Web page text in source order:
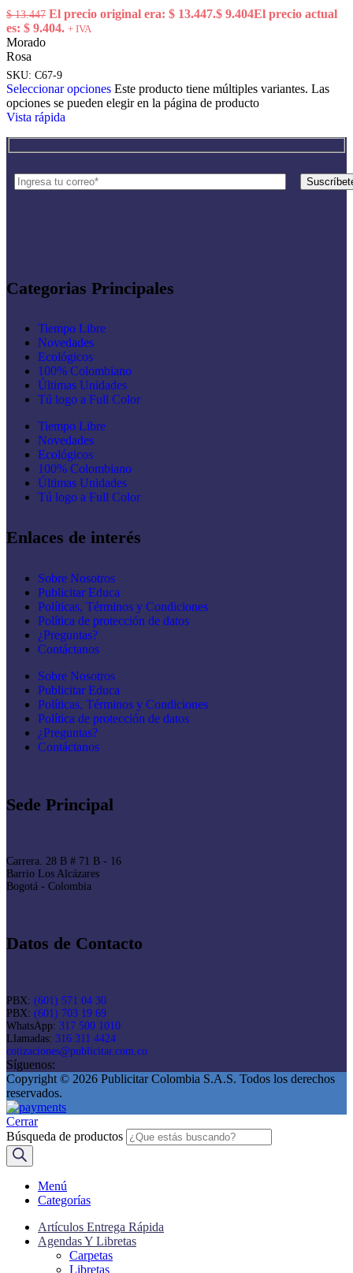
$13.447 El precio original era: $ 13.447.$ 9.404El precio actual
es: $ 9.404. + IVA
Morado
Rosa
SKU: C67-9
Seleccionar opciones Este producto tiene múltiples variantes. Las
opciones se pueden elegir en la página de producto
Vista rápida
Categorias Principales
Tiempo Libre
Novedades
Ecológicos
100% Colombiano
Últimas Unidades
Tú logo a Full Color
Tiempo Libre
Novedades
Ecológicos
100% Colombiano
Últimas Unidades
Tú logo a Full Color
Enlaces de interés
Sobre Nosotros
Publicitar Educa
Políticas, Términos y Condiciones
Política de protección de datos
¿Preguntas?
Contáctanos
Sobre Nosotros
Publicitar Educa
Políticas, Términos y Condiciones
Política de protección de datos
¿Preguntas?
Contáctanos
Sede Principal
Carrera. 28 B # 71 B - 16
Barrio Los Alcázares
Bogotá - Colombia
Datos de Contacto
PBX: (601) 571 04 30
PBX: (601) 703 19 69
WhatsApp: 317 500 1010
Llamadas: 316 311 4424
cotizaciones@publicitar.com.co
Síguenos:
Copyright © 2026 Publicitar Colombia S.A.S. Todos los derechos
reservados.
Cerrar
Búsqueda de productos
Menú
Categorías
Artículos Entrega Rápida
Agendas Y Libretas
Carpetas
Libretas